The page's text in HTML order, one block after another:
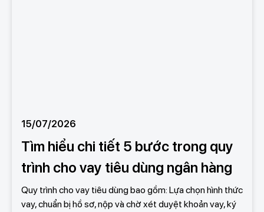
15/07/2026
Tìm hiểu chi tiết 5 bước trong quy
trình cho vay tiêu dùng ngân hàng
Quy trình cho vay tiêu dùng bao gồm: Lựa chọn hình thức
vay, chuẩn bị hồ sơ, nộp và chờ xét duyệt khoản vay, ký